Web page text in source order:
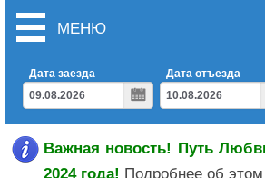
МЕНЮ
Дата заезда
Дата отъезда
Важная новость! Путь
2024 года! Подробнее об